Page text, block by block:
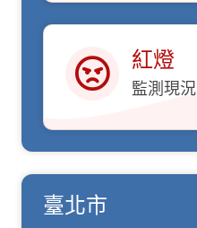
紅燈
紅燈
監測現況
臺北市